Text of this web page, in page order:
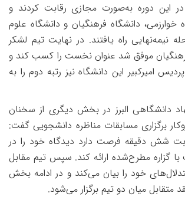
۱۰ تیم در این دوره به‌صورت مجازی رقابت کردند و
خوارزمی، دانشگاه فرهنگیان و دانشگاه علوم
نیمه‌نهایی راه یافتند. در نهایت تیم لشکر
موفق شد عنوان نخست را کسب کند و
میدان 168 از پردیس امیرکبیر این دانشگاه نیز رتبه دوم را به
دانشگاهی البرز در بخش دیگری از سخنان
برگزاری مسابقات مناظره دانشجویی گفت:
شش دقیقه فرصت دارد دیدگاه خود را در
گزاره مطرح‌شده ارائه کند. سپس تیم مقابل
خود را بیان می‌کند و در ادامه بخش
میان دو تیم برگزار می‌شود.